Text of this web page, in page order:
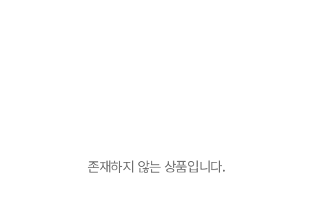
존재하지 않는 상품입니다.